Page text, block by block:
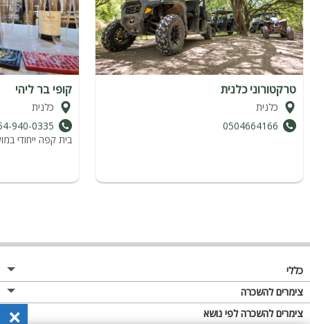
טרקטורוני כלנית
כלנית
0504664166
קופי בר ליהי
כלנית
940-0335
בית קפה ייחודי
כללי
מגזין
פרסום באתר
צימרים להשכרה
צימרים בצפון
צימרים להשכרה לפי נושא ×